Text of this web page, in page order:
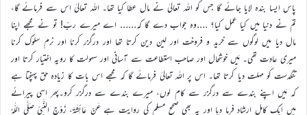
پاس ایسا بندہ لایا جائے گا جس کو اللہ تعالیٰ نے مال عطا کیا تھا۔ اللہ تعالیٰ اس سے فرمائے گا،
تم نے دنیا میں کیا عمل کیا؟ ….وہ جواب دے گا کہ…… اے میرے ربّ! تو نے مجھے اپنا
مال دیا میں لوگوں سے خرید و فروخت اور لین دین کرتا تھا اور درگزر کرنا اور نرم سلوک کرنا
میری عادت تھی۔ مَیں خوشحال اور صاحب استطاعت سے آسانی اور سہولت کا رویہ اختیار کرتا اور
تنگدست کو مہلت دیا کرتا تھا۔ اس پر اللہ تعالیٰ فرمائے گا کہ مجھے اس بات کا زیادہ حق پہنچتا ہے
کہ مَیں اپنے بندے سے درگزر سے کام لوں، میرے بندے سے درگزر کرو۔پھر اسی پیرائے
میں ایک کامل ارشاد فرما دیا اور یہ بھی صحیح مسلم کی روایت ہے عَنْ عَائِشَةَ، زَوْجِ النَّبِيِّ صَلَّى اللّٰهُ